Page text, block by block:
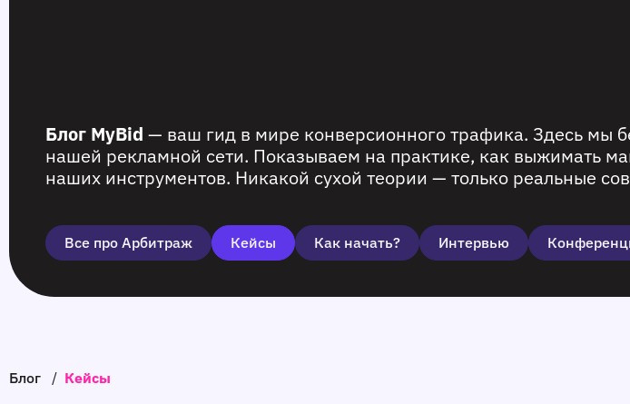
Блог MyBid — ваш гид в мире конверсионного трафика. Здесь
нашей рекламной сети. Показываем на практике, как выжимать
наших инструментов. Никакой сухой теории — только реальные
Все про Арбитраж Кейсы Как начать? Интервью
Блог / Кейсы